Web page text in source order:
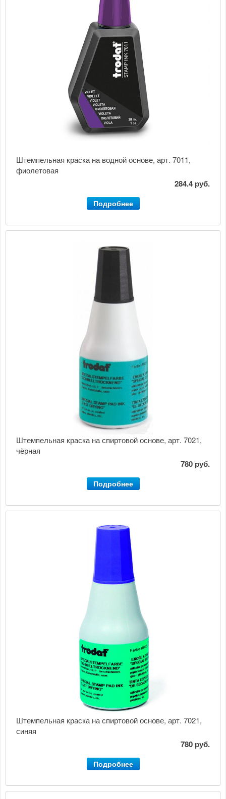
Штемпельная краска на водной основе, арт. 7011,
фиолетовая
284.4 руб.
Подробнее
Штемпельная краска на спиртовой основе, арт. 7021,
чёрная
780 руб.
Подробнее
Штемпельная краска на спиртовой основе, арт. 7021,
синяя
780 руб.
Подробнее